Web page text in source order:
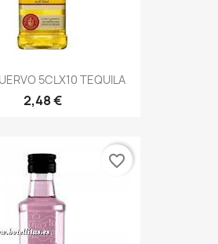
5CLX10 TEQUILA
2,48 €
favorite_border